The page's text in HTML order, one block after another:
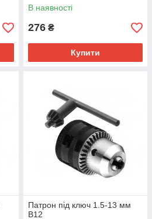
В наявності
276 ₴
Купити
Патрон під ключ 1.5-13 мм
B12